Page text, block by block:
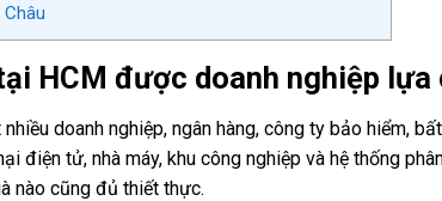
HCM được doanh nghiệp lựa
doanh nghiệp, ngân hàng, công ty bảo hiểm,
điện tử, nhà máy, khu công nghiệp và hệ thống
nào cũng đủ thiết thực.